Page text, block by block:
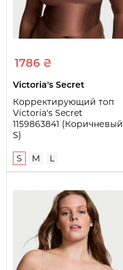
1786 ₴
Victoria's Secret
Корректирующий топ
Victoria's Secret
1159863841 (Коричневый
S)
S M L